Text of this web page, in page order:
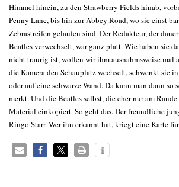
Himmel hinein, zu den Strawberry Fields hinab,
Penny Lane, bis hin zur Abbey Road, wo sie einst
Zebrastreifen gelaufen sind. Der Redakteur, der
Beatles verwechselt, war ganz platt. Wie haben sie
nicht traurig ist, wollen wir ihm ausnahmsweise mal
die Kamera den Schauplatz wechselt, schwenkt sie
oder auf eine schwarze Wand. Da kann man dann so
merkt. Und die Beatles selbst, die eher nur am
Material einkopiert. So geht das. Der freundliche
Ringo Starr. Wer ihn erkannt hat, kriegt eine Karte